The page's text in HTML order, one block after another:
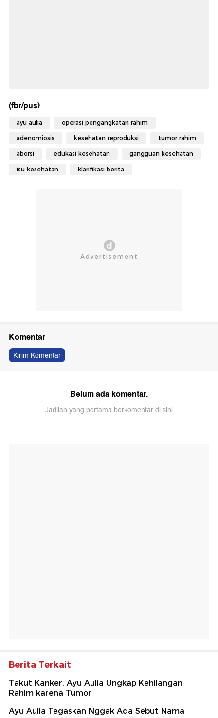
(fbr/pus)
ayu aulia operasi pengangkatan rahim
adenomiosis kesehatan reproduksi tumor rahim
aborsi edukasi kesehatan gangguan kesehatan
isu kesehatan klarifikasi berita
Komentar
Kirim Komentar
Belum ada komentar.
Jadilah yang pertama berkomentar di sini
Berita Terkait
Takut Kanker, Ayu Aulia Ungkap Kehilangan
Rahim karena Tumor
Ayu Aulia Tegaskan Nggak Ada Sebut Nama